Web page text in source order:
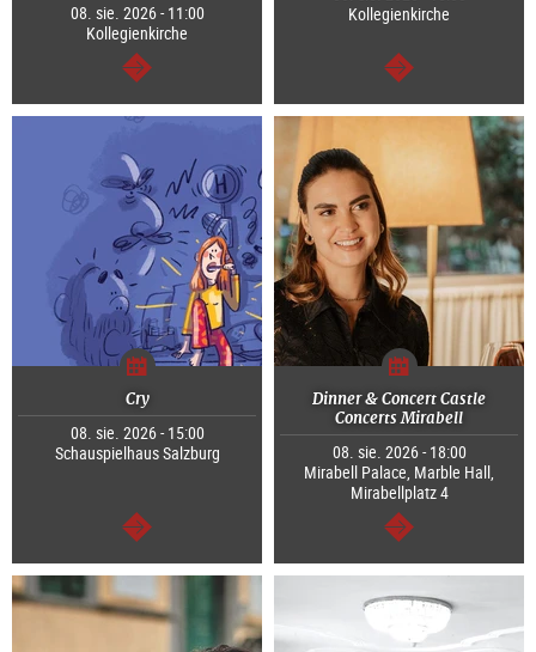
08. sie. 2026 - 11:00
Kollegienkirche
dalej
Kollegienkirche
dalej
Cry
08. sie. 2026 - 15:00
Schauspielhaus Salzburg
dalej
Dinner & Concert Castle
Concerts Mirabell
08. sie. 2026 - 18:00
Mirabell Palace, Marble Hall,
Mirabellplatz 4
dalej